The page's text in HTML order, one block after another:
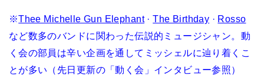
※‎Thee Michelle Gun Elephant· ‎The Birthday · ‎ Rosso
など数多のバンドに関わった伝説的ミュージシャン。動
く会の部員は辛い企画を通してミッシェルに辿り着くこ
とが多い（先日更新の「動く会」インタビュー参照）